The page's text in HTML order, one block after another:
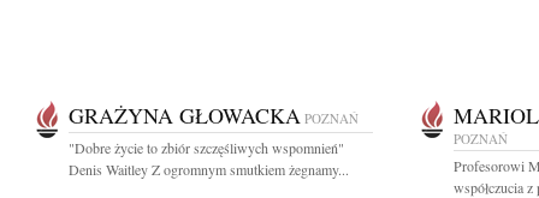
GRAŻYNA GŁOWACKA POZNAŃ
"Dobre życie to zbiór szczęśliwych wspomnień"
Denis Waitley Z ogromnym smutkiem żegnamy...
POZNAŃ
Profesorowi
współczucia